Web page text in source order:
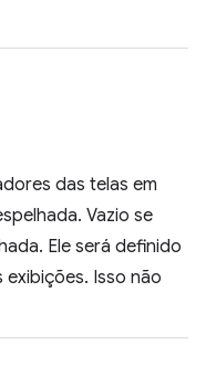
das telas em
Vazio se
Ele será definido
Isso não